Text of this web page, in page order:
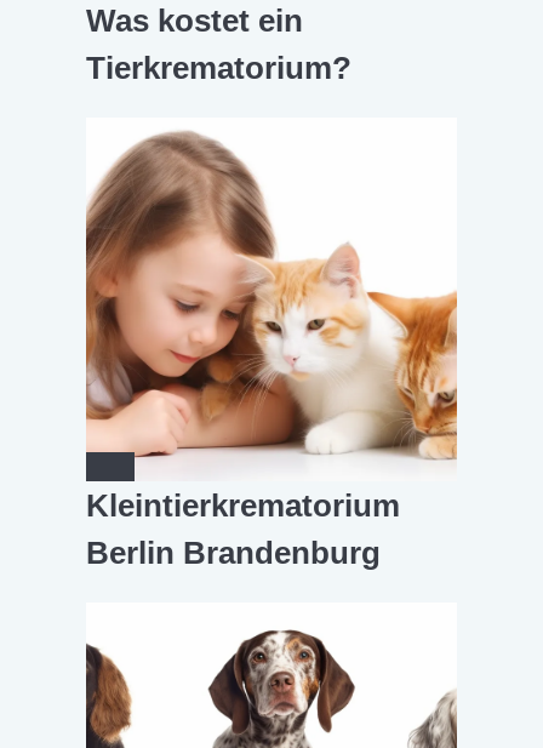
Was kostet ein
Tierkrematorium?
Kleintierkrematorium
Berlin Brandenburg